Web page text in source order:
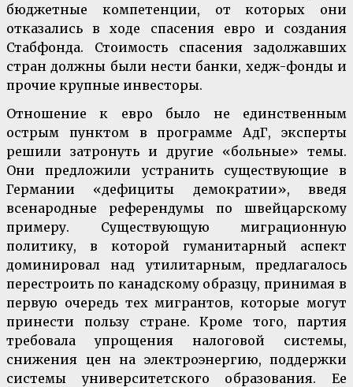
бюджетные компетенции, от которых они
отказались в ходе спасения евро и создания
Стабфонда. Стоимость спасения задолжавших
стран должны были нести банки, хедж-фонды и
прочие крупные инвесторы.
Отношение к евро было не единственным
острым пунктом в программе АдГ, эксперты
решили затронуть и другие «больные» темы.
Они предложили устранить существующие в
Германии «дефициты демократии», введя
всенародные референдумы по швейцарскому
примеру. Существующую миграционную
политику, в которой гуманитарный аспект
доминировал над утилитарным, предлагалось
перестроить по канадскому образцу, принимая в
первую очередь тех мигрантов, которые могут
принести пользу стране. Кроме того, партия
требовала упрощения налоговой системы,
снижения цен на электроэнергию, поддержки
системы университетского образования. Ее